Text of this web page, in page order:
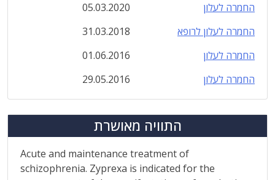
החמרה לעלון
05.03.2020
החמרה לעלון לרופא
31.03.2018
החמרה לעלון
01.06.2016
החמרה לעלון
29.05.2016
התוויה מאושרת
Acute and maintenance treatment of
schizophrenia. Zyprexa is indicated for the